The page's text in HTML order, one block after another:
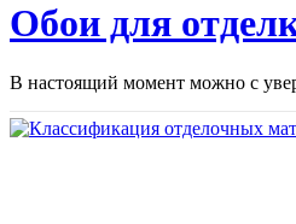
Обои для
В настоящий момент можно с